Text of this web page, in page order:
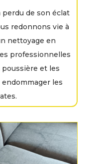
perdu de son éclat
redonnons vie à
nettoyage en
professionnelles
et les
les